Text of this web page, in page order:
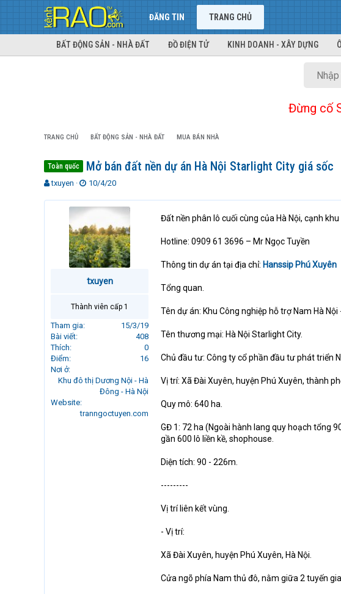
ĐĂNG TIN TRANG CHỦ
BẤT ĐỘNG SẢN - NHÀ ĐẤT ĐỒ ĐIỆN TỬ KINH DOANH - XÂY DỰNG
Đừng cố
TRANG CHỦ BẤT ĐỘNG SẢN - NHÀ ĐẤT MUA BÁN NHÀ
Toàn quốc Mở bán đất nền dự án Hà Nội Starlight City giá sốc
T
txuyen
N
à
g
ử
i
10/4/20
txuyen
Thành viên cấp 1
Tham gia
15/3/19
Bài viết
408
Thích
0
Điểm
16
Nơi ở
Khu đô thị Dương Nội - Hà
Đông - Hà Nội
Website
tranngoctuyen.com
Đất nền phân lô cuối cùng của Hà Nội, cạnh khu
Hotline: 0909 61 3696 – Mr Ngọc Tuyền
Thông tin dự án tại địa chỉ: Hanssip Phú Xuyên
Tổng quan.
Tên dự án: Khu Công nghiệp hỗ trợ Nam Hà Nội
Tên thương mại: Hà Nội Starlight City.
Chủ đầu tư: Công ty cổ phần đầu tư phát triển
Vị trí: Xã Đài Xuyên, huyện Phú Xuyên, thành
Quy mô: 640 ha.
GĐ 1: 72 ha (Ngoài hành lang quy hoạch tổng
gần 600 lô liền kề, shophouse.
Diện tích: 90 - 226m.
---------
Vị trí liên kết vùng.
- Vị trí:
Xã Đài Xuyên, huyện Phú Xuyên, Hà Nội.
Cửa ngõ phía Nam thủ đô, nằm giữa 2 tuyến